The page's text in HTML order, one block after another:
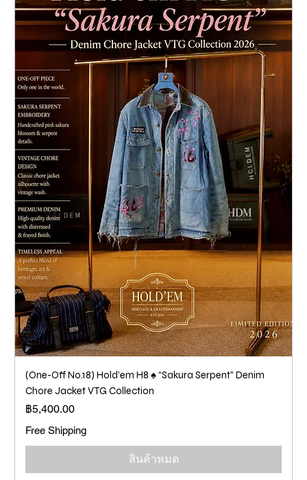
(One-Off No.18) Hold’em H8 ♠️ “Sakura Serpent” Denim
Chore Jacket VTG Collection
ราคา
฿5,400.00
Free Shipping
สินค้าหมด